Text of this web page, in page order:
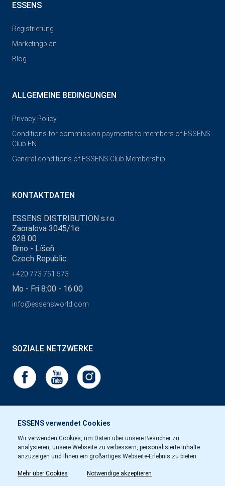
ESSENS verwendet Cookies
Wir verwenden Cookies, um Daten über unsere Besucher zu
analysieren, unsere Webseite zu verbessern, personalisierte Inhalte
anzuzeigen und Ihnen ein großartiges Webseite-Erlebnis zu bieten.
Mehr über Cookies Notwendige akzeptieren
ESSENS
Registrierung
Marketingplan
Blog
ALLGEMEINE BEDINGUNGEN
Privacy Policy
Conditions for commission payments to members of ESSENS
Club EN
General conditions of ESSENS Club Membership
KONTAKTDATEN
ESSENS DISTRIBUTION s.r.o.
Zaoralova 3045/1e
628 00
Brno - Líšeň
Czech Republic
+420 773 751 573
Mo - Fri 8:00 - 16:00
info@essensworld.com
SOZIALE NETZWERKE